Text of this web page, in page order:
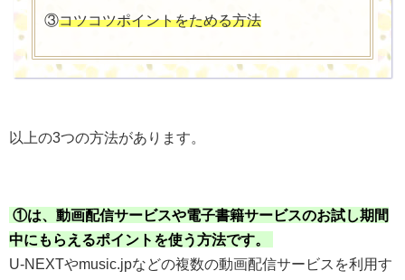
③コツコツポイントをためる方法
以上の3つの方法があります。
①は、動画配信サービスや電子書籍サービスのお試し期間
中にもらえるポイントを使う方法です。
U-NEXTやmusic.jpなどの複数の動画配信サービスを利用す